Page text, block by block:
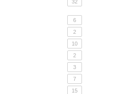
32
6
2
10
2
3
7
15